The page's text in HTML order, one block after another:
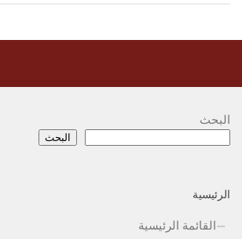
البحث
البحث
الرئيسية
القائمة الرئيسية